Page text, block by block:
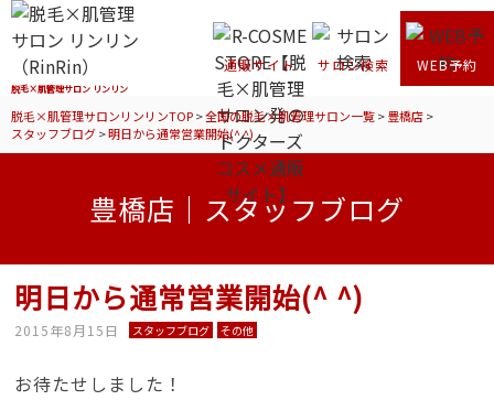
脱毛×肌管理サロン リンリン
通販サイト サロン検索 WEB予約
脱毛×肌管理サロンリンリンTOP>全国の脱毛×肌管理サロン一覧>豊橋店>
スタッフブログ>明日から通常営業開始(^ ^)
豊橋店｜スタッフブログ
明日から通常営業開始(^ ^)
2015年8月15日 スタッフブログ その他
お待たせしました！